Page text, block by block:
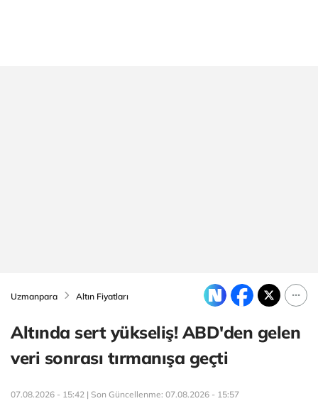
Uzmanpara Altın Fiyatları
Altında sert yükseliş! ABD'den gelen
veri sonrası tırmanışa geçti
07.08.2026 - 15:42 | Son Güncellenme: 07.08.2026 - 15:57